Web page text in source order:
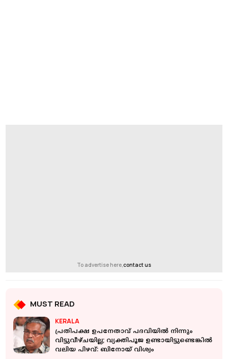
To advertise here,contact us
MUST READ
KERALA
പ്രതിപക്ഷ ഉപനേതാവ് പദവിയിൽ നിന്നും
വിട്ടുവീഴ്ചയില്ല; വ്യക്തിപൂജ ഉണ്ടായിട്ടുണ്ടെങ്കിൽ
വലിയ പിഴവ്: ബിനോയ് വിശ്വം